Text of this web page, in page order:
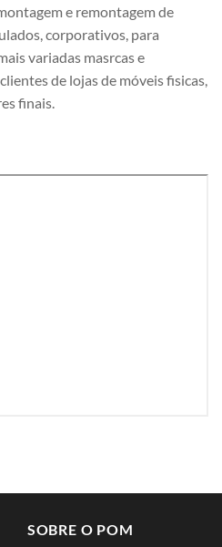
e remontagem de
corporativos, para
variadas masrcas e
de lojas de móveis fisicas,
finais.
SOBRE O POM